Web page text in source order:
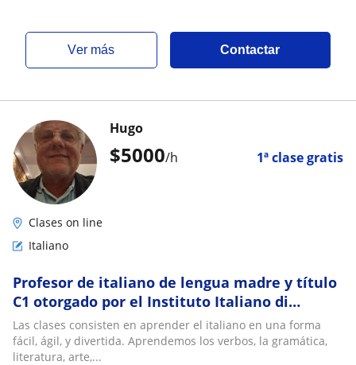
ver más Contactar
$5000/h 1ª clase gratis
Hugo
Clases on line
Italiano
Profesor de italiano de lengua madre y título
C1 otorgado por el Instituto Italiano di
Cultura 12 años de experiencia
Las clases consisten en aprender el italiano en una forma
fácil, ágil, y divertida. Aprendemos los verbos, la gramática,
literatura, arte,...